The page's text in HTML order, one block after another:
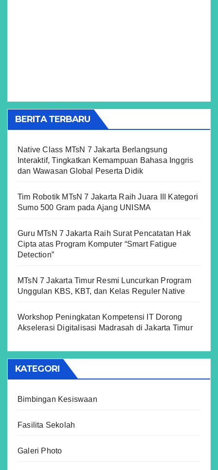
BERITA TERBARU
Native Class MTsN 7 Jakarta Berlangsung
Interaktif, Tingkatkan Kemampuan Bahasa Inggris
dan Wawasan Global Peserta Didik
Tim Robotik MTsN 7 Jakarta Raih Juara III Kategori
Sumo 500 Gram pada Ajang UNISMA
Guru MTsN 7 Jakarta Raih Surat Pencatatan Hak
Cipta atas Program Komputer “Smart Fatigue
Detection”
MTsN 7 Jakarta Timur Resmi Luncurkan Program
Unggulan KBS, KBT, dan Kelas Reguler Native
Workshop Peningkatan Kompetensi IT Dorong
Akselerasi Digitalisasi Madrasah di Jakarta Timur
KATEGORI
Bimbingan Kesiswaan
Fasilita Sekolah
Galeri Photo